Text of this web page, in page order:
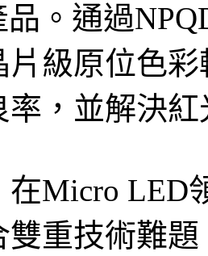
。通過
片級原位色
率，並解決
在Micro LED
重技術難